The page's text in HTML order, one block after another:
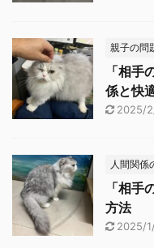
親子の問
「相手
係と快
2025/
人間関係
「相手
方法
2025/